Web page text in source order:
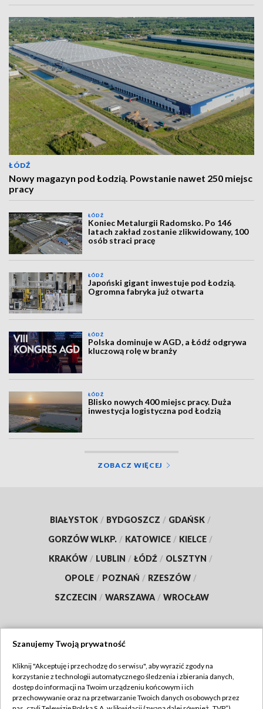
ŁÓDŹ
Nowy magazyn pod Łodzią. Powstanie nawet 250 miejsc
pracy
ŁÓDŹ
Koniec Metalurgii Radomsko. Po 146
latach zakład zostanie zlikwidowany, 100
osób straci pracę
ŁÓDŹ
Japoński gigant inwestuje pod Łodzią.
Ogromna fabryka już otwarta
ŁÓDŹ
Polska dominuje w AGD, a Łódź odgrywa
kluczową rolę w branży
ŁÓDŹ
Blisko nowych 400 miejsc pracy. Duża
inwestycja logistyczna pod Łodzią
ZOBACZ WIĘCEJ
BIAŁYSTOK / BYDGOSZCZ / GDAŃSK /
GORZÓW WLKP. / KATOWICE / KIELCE /
KRAKÓW / LUBLIN / ŁÓDŹ / OLSZTYN /
OPOLE / POZNAŃ / RZESZÓW /
SZCZECIN / WARSZAWA / WROCŁAW
TVP
Abonament TVP
Regulamin TVP
Szanujemy Twoją prywatność
Kliknij "Akceptuję i przechodzę do serwisu", aby wyrazić zgody na
korzystanie z technologii automatycznego śledzenia i zbierania danych,
dostęp do informacji na Twoim urządzeniu końcowym i ich
przechowywanie oraz na przetwarzanie Twoich danych osobowych przez